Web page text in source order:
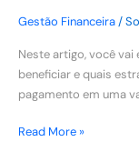
Gestão Financeira/
Neste artigo, você
beneficiar e quais
pagamento em uma
Read More »